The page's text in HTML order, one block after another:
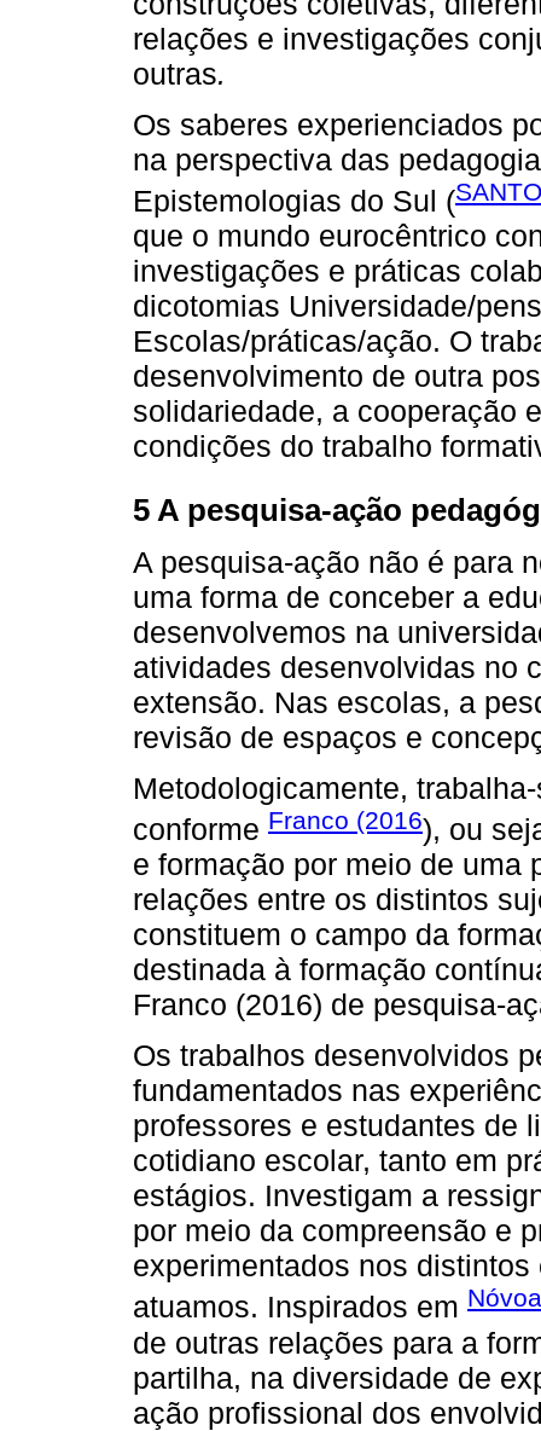
relações e investigações
outras.
Os saberes experienciados
na perspectiva das
Epistemologias do Sul (
que o mundo eurocêntrico
investigações e práticas
dicotomias Universidade/
Escolas/práticas/ação. O
desenvolvimento de outra
solidariedade, a cooperação
condições do trabalho
5 A pesquisa-ação
A pesquisa-ação não é para
uma forma de conceber a
desenvolvemos na
atividades desenvolvidas no
extensão. Nas escolas, a
revisão de espaços e
Metodologicamente,
conforme Franco (2016), ou
e formação por meio de uma
relações entre os distintos
constituem o campo da
destinada à formação
Franco (2016) de pesquisa-
Os trabalhos desenvolvidos
fundamentados nas
professores e estudantes de
cotidiano escolar, tanto em
estágios. Investigam a
por meio da compreensão e
experimentados nos
atuamos. Inspirados em
de outras relações para a
partilha, na diversidade de
ação profissional dos